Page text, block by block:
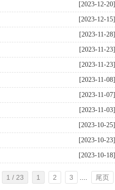
[2023-12-20]
[2023-12-15]
[2023-11-28]
[2023-11-23]
[2023-11-23]
[2023-11-08]
[2023-11-07]
[2023-11-03]
[2023-10-25]
[2023-10-23]
[2023-10-18]
1 / 23 1 2 3 尾页